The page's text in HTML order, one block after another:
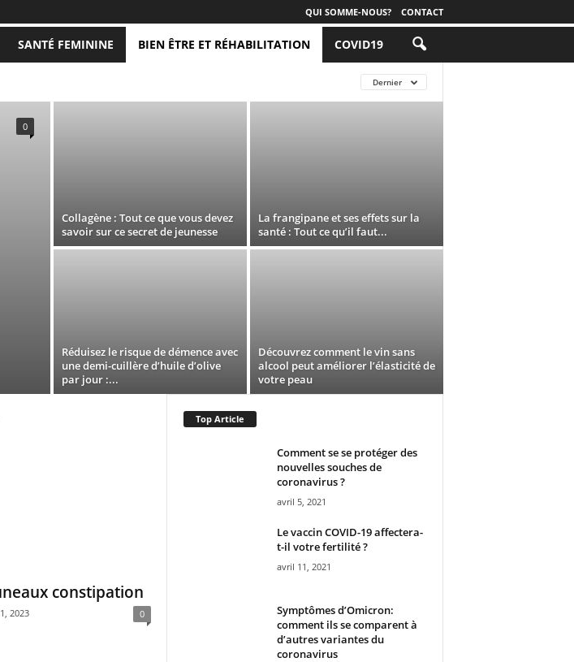
QUI SOMME-NOUS? CONTACT
SANTÉ FEMININE BIEN ÊTRE ET RÉHABILITATION COVID19
Dernier
0
Collagène : Tout ce que vous devez
savoir sur ce secret de jeunesse
La frangipane et ses effets sur la
santé : Tout ce qu’il faut...
Réduisez le risque de démence avec
une demi-cuillère d’huile d’olive
par jour :...
Découvrez comment le vin sans
alcool peut améliorer l’élasticité de
votre peau
constipation
2023 0
Top Article
Comment se se protéger des
nouvelles souches de
coronavirus ?
avril 5, 2021
Le vaccin COVID-19 affectera-
t-il votre fertilité ?
avril 11, 2021
Symptômes d’Omicron:
comment ils se comparent à
d’autres variantes du
coronavirus